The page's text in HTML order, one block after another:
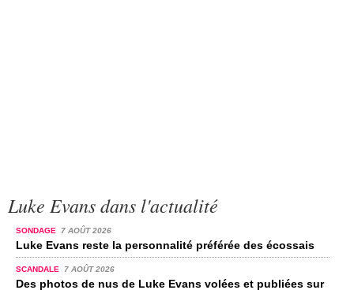
Luke Evans dans l'actualité
SONDAGE 7 AOÛT 2026
Luke Evans reste la personnalité préférée des écossais
SCANDALE 7 AOÛT 2026
Des photos de nus de Luke Evans volées et publiées sur